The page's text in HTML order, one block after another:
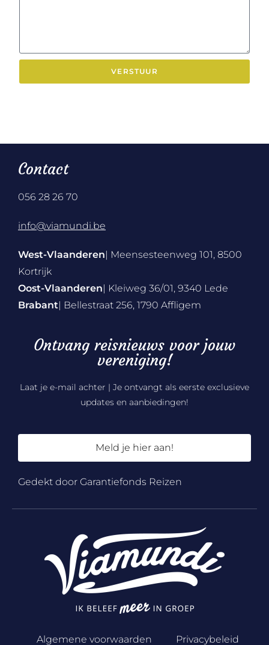
VERSTUUR
Contact
056 28 26 70
info@viamundi.be
West-Vlaanderen| Meensesteenweg 101, 8500
Kortrijk
Oost-Vlaanderen| Kleiweg 36/01, 9340 Lede
Brabant| Bellestraat 256, 1790 Affligem
Ontvang reisnieuws voor jouw
vereniging!
Laat je e-mail achter | Je ontvangt als eerste exclusieve
updates en aanbiedingen!
Meld je hier aan!
Gedekt door Garantiefonds Reizen
Algemene voorwaarden Privacybeleid